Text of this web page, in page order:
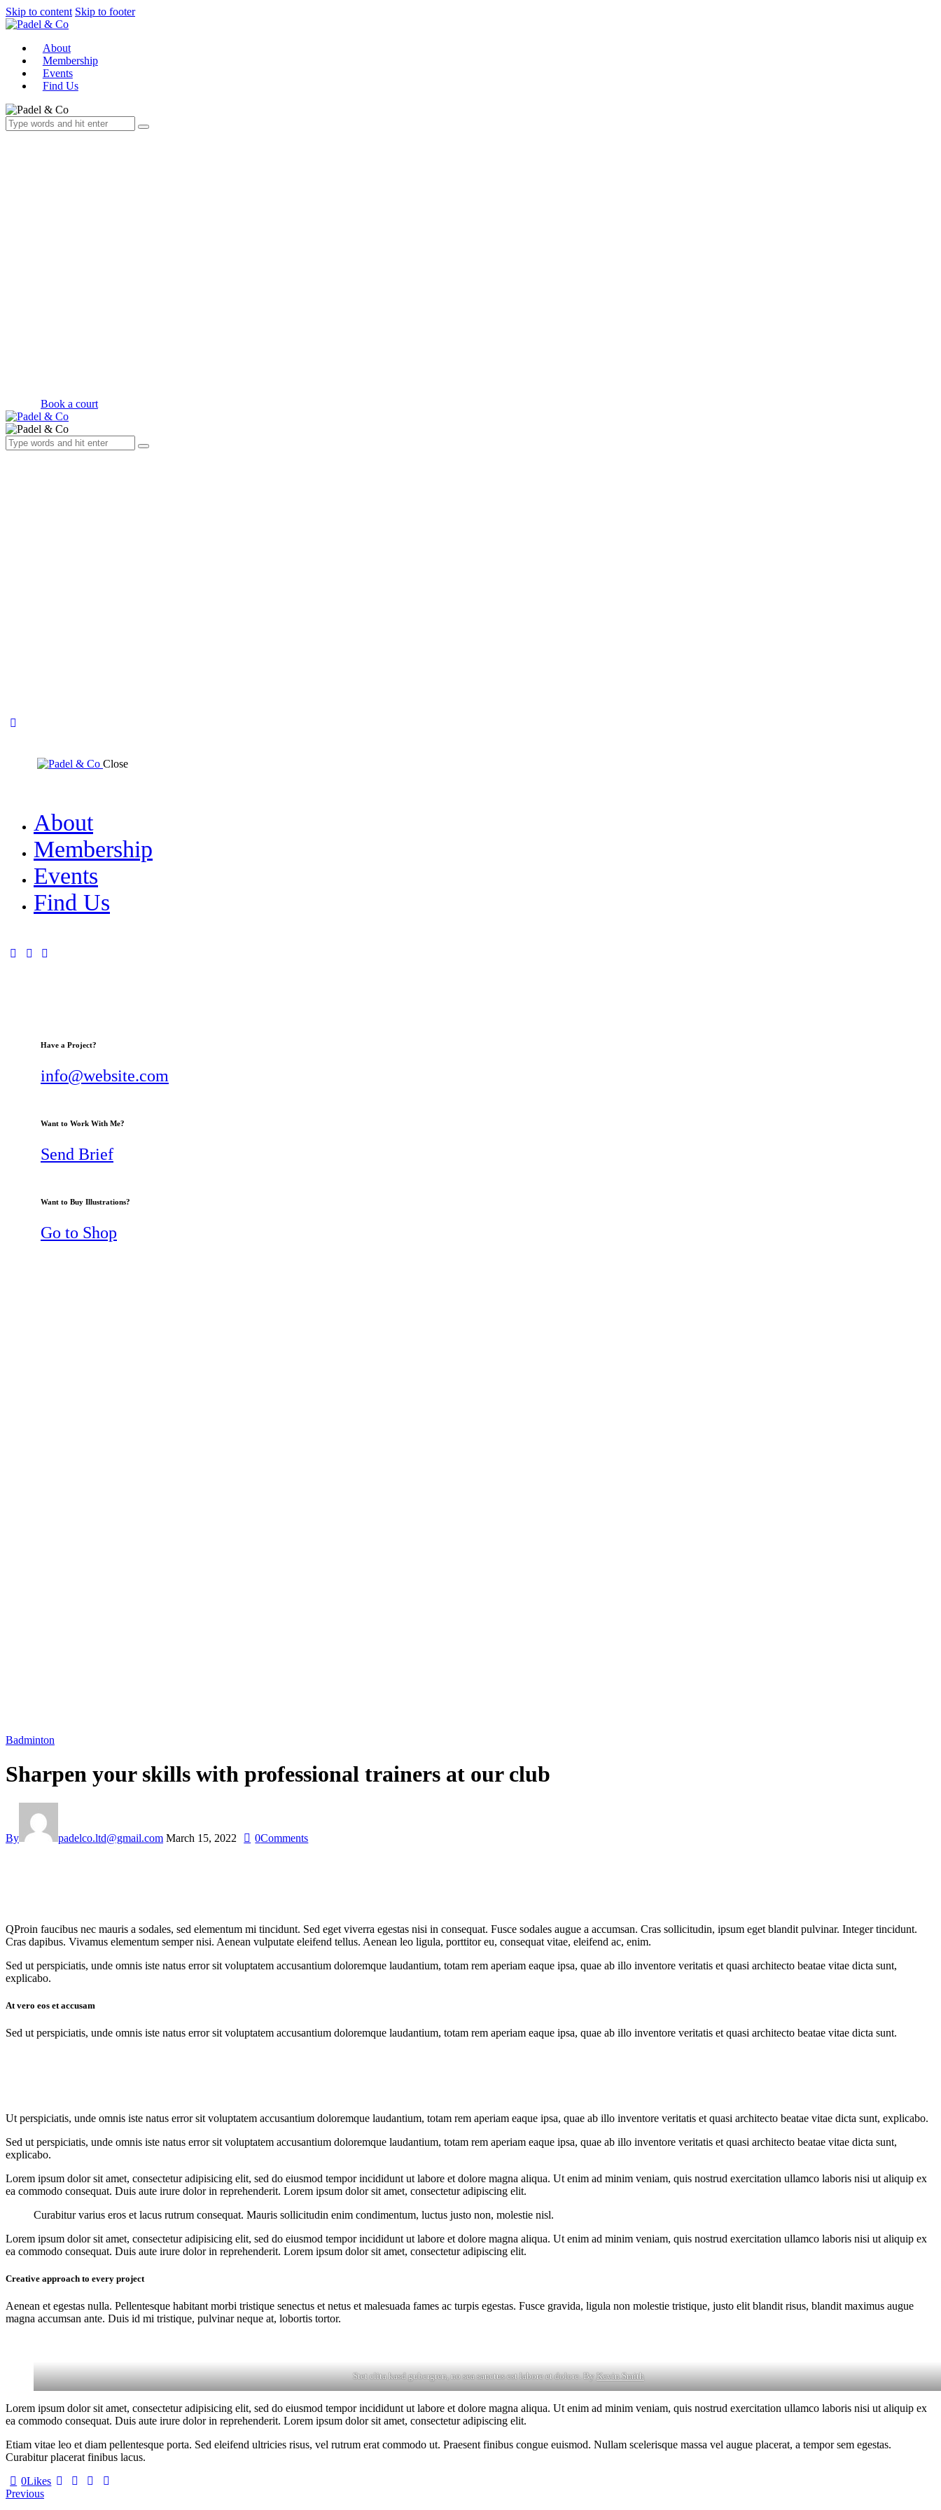
Skip to content Skip to footer
About
Membership
Events
Find Us
Book a court
Close
About
Membership
Events
Find Us
Have a Project?
info@website.com
Want to Work With Me?
Send Brief
Want to Buy Illustrations?
Go to Shop
Badminton
Sharpen your skills with professional trainers at our club
By padelco.ltd@gmail.com March 15, 2022 0Comments
QProin faucibus nec mauris a sodales, sed elementum mi tincidunt. Sed eget viverra egestas nisi in consequat. Fusce sodales augue a accumsan. Cras sollicitudin, ipsum eget blandit pulvinar. Integer tincidunt.
Cras dapibus. Vivamus elementum semper nisi. Aenean vulputate eleifend tellus. Aenean leo ligula, porttitor eu, consequat vitae, eleifend ac, enim.
Sed ut perspiciatis, unde omnis iste natus error sit voluptatem accusantium doloremque laudantium, totam rem aperiam eaque ipsa, quae ab illo inventore veritatis et quasi architecto beatae vitae dicta sunt,
explicabo.
At vero eos et accusam
Sed ut perspiciatis, unde omnis iste natus error sit voluptatem accusantium doloremque laudantium, totam rem aperiam eaque ipsa, quae ab illo inventore veritatis et quasi architecto beatae vitae dicta sunt.
Ut perspiciatis, unde omnis iste natus error sit voluptatem accusantium doloremque laudantium, totam rem aperiam eaque ipsa, quae ab illo inventore veritatis et quasi architecto beatae vitae dicta sunt, explicabo.
Sed ut perspiciatis, unde omnis iste natus error sit voluptatem accusantium doloremque laudantium, totam rem aperiam eaque ipsa, quae ab illo inventore veritatis et quasi architecto beatae vitae dicta sunt,
explicabo.
Lorem ipsum dolor sit amet, consectetur adipisicing elit, sed do eiusmod tempor incididunt ut labore et dolore magna aliqua. Ut enim ad minim veniam, quis nostrud exercitation ullamco laboris nisi ut aliquip ex
ea commodo consequat. Duis aute irure dolor in reprehenderit. Lorem ipsum dolor sit amet, consectetur adipiscing elit.
Curabitur varius eros et lacus rutrum consequat. Mauris sollicitudin enim condimentum, luctus justo non, molestie nisl.
Lorem ipsum dolor sit amet, consectetur adipisicing elit, sed do eiusmod tempor incididunt ut labore et dolore magna aliqua. Ut enim ad minim veniam, quis nostrud exercitation ullamco laboris nisi ut aliquip ex
ea commodo consequat. Duis aute irure dolor in reprehenderit. Lorem ipsum dolor sit amet, consectetur adipiscing elit.
Creative approach to every project
Aenean et egestas nulla. Pellentesque habitant morbi tristique senectus et netus et malesuada fames ac turpis egestas. Fusce gravida, ligula non molestie tristique, justo elit blandit risus, blandit maximus augue
magna accumsan ante. Duis id mi tristique, pulvinar neque at, lobortis tortor.
Stet clita kasd gubergren, no sea sanctus est labore et dolore. ByKevin Smith
Lorem ipsum dolor sit amet, consectetur adipisicing elit, sed do eiusmod tempor incididunt ut labore et dolore magna aliqua. Ut enim ad minim veniam, quis nostrud exercitation ullamco laboris nisi ut aliquip ex
ea commodo consequat. Duis aute irure dolor in reprehenderit. Lorem ipsum dolor sit amet, consectetur adipiscing elit.
Etiam vitae leo et diam pellentesque porta. Sed eleifend ultricies risus, vel rutrum erat commodo ut. Praesent finibus congue euismod. Nullam scelerisque massa vel augue placerat, a tempor sem egestas.
Curabitur placerat finibus lacus.
0Likes
Post
Previous